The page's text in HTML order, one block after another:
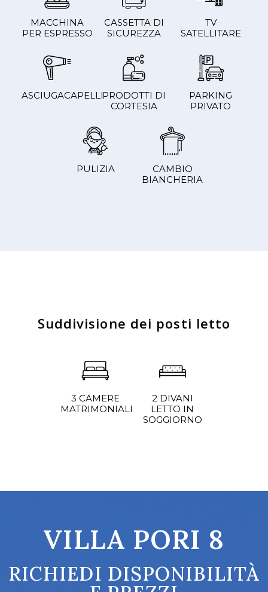
MACCHINA
PER ESPRESSO
CASSETTA DI
SICUREZZA
TV
SATELLITARE
ASCIUGACAPELLIPRODOTTI DI
CORTESIA
PARKING
PRIVATO
PULIZIA
CAMBIO
BIANCHERIA
Suddivisione dei posti letto
3 CAMERE
MATRIMONIALI
2 DIVANI
LETTO IN
SOGGIORNO
VILLA PORI 8
RICHIEDI DISPONIBILITÀ